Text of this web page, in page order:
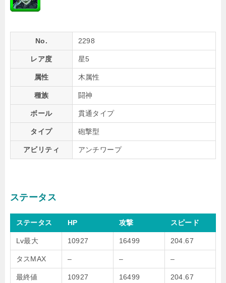
No. 2298
レア度 星5
属性 木属性
種族 闘神
ボール 貫通タイプ
タイプ 砲撃型
アビリティ アンチワープ
ステータス
ステータス HP 攻撃 スピード
Lv最大 10927 16499 204.67
タスMAX – – –
最終値 10927 16499 204.67